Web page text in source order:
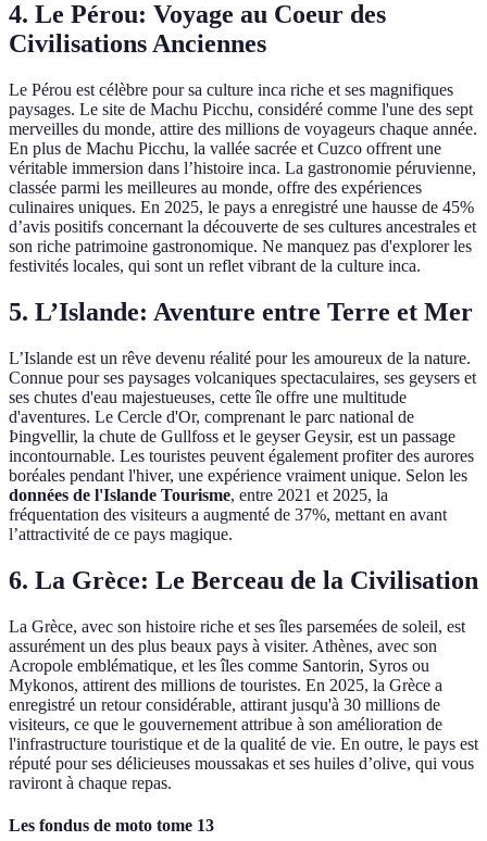
4. Le Pérou: Voyage au Coeur des
Civilisations Anciennes
Le Pérou est célèbre pour sa culture inca riche et ses magnifiques
paysages. Le site de Machu Picchu, considéré comme l'une des sept
merveilles du monde, attire des millions de voyageurs chaque année.
En plus de Machu Picchu, la vallée sacrée et Cuzco offrent une
véritable immersion dans l’histoire inca. La gastronomie péruvienne,
classée parmi les meilleures au monde, offre des expériences
culinaires uniques. En 2025, le pays a enregistré une hausse de 45%
d’avis positifs concernant la découverte de ses cultures ancestrales et
son riche patrimoine gastronomique. Ne manquez pas d'explorer les
festivités locales, qui sont un reflet vibrant de la culture inca.
5. L’Islande: Aventure entre Terre et Mer
L’Islande est un rêve devenu réalité pour les amoureux de la nature.
Connue pour ses paysages volcaniques spectaculaires, ses geysers et
ses chutes d'eau majestueuses, cette île offre une multitude
d'aventures. Le Cercle d'Or, comprenant le parc national de
Þingvellir, la chute de Gullfoss et le geyser Geysir, est un passage
incontournable. Les touristes peuvent également profiter des aurores
boréales pendant l'hiver, une expérience vraiment unique. Selon les
données de l'Islande Tourisme, entre 2021 et 2025, la
fréquentation des visiteurs a augmenté de 37%, mettant en avant
l’attractivité de ce pays magique.
6. La Grèce: Le Berceau de la Civilisation
La Grèce, avec son histoire riche et ses îles parsemées de soleil, est
assurément un des plus beaux pays à visiter. Athènes, avec son
Acropole emblématique, et les îles comme Santorin, Syros ou
Mykonos, attirent des millions de touristes. En 2025, la Grèce a
enregistré un retour considérable, attirant jusqu'à 30 millions de
visiteurs, ce que le gouvernement attribue à son amélioration de
l'infrastructure touristique et de la qualité de vie. En outre, le pays est
réputé pour ses délicieuses moussakas et ses huiles d’olive, qui vous
raviront à chaque repas.
Les fondus de moto tome 13